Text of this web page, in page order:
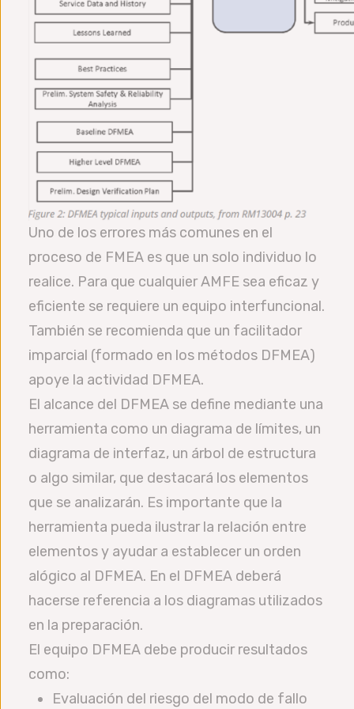
Uno de los errores más comunes en el
proceso de FMEA es que un solo individuo lo
realice. Para que cualquier AMFE sea eficaz y
eficiente se requiere un equipo interfuncional.
También se recomienda que un facilitador
imparcial (formado en los métodos DFMEA)
apoye la actividad DFMEA.
El alcance del DFMEA se define mediante una
herramienta como un diagrama de límites, un
diagrama de interfaz, un árbol de estructura
o algo similar, que destacará los elementos
que se analizarán. Es importante que la
herramienta pueda ilustrar la relación entre
elementos y ayudar a establecer un orden
alógico al DFMEA. En el DFMEA deberá
hacerse referencia a los diagramas utilizados
en la preparación.
El equipo DFMEA debe producir resultados
como:
Evaluación del riesgo del modo de fallo